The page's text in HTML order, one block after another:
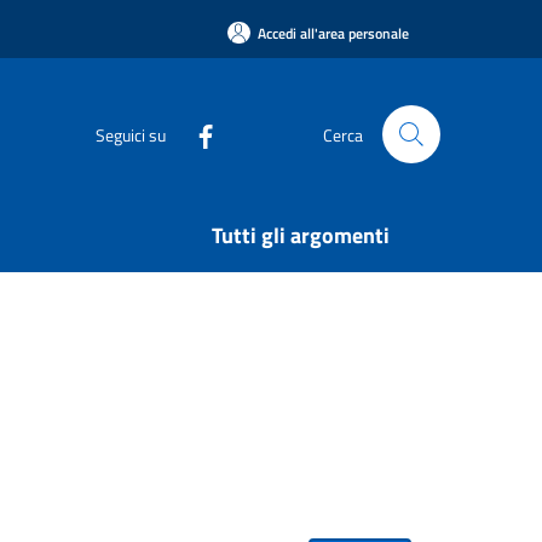
Accedi all'area personale
Seguici su Cerca
Tutti gli argomenti